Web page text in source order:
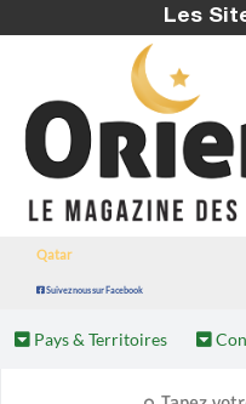
Les
Qatar
Suivez nous sur Facebook
Pays & Territoires